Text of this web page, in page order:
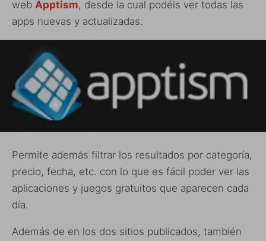
web Apptism, desde la cual podéis ver todas las
apps nuevas y actualizadas.
Permite además filtrar los resultados por categoría,
precio, fecha, etc. con lo que es fácil poder ver las
aplicaciones y juegos gratuitos que aparecen cada
día.
Además de en los dos sitios publicados, también